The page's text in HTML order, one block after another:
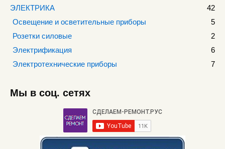
ЭЛЕКТРИКА
42
Освещение и осветительные приборы
5
Розетки силовые
2
Электрификация
6
Электротехнические приборы
7
Мы в соц. сетях